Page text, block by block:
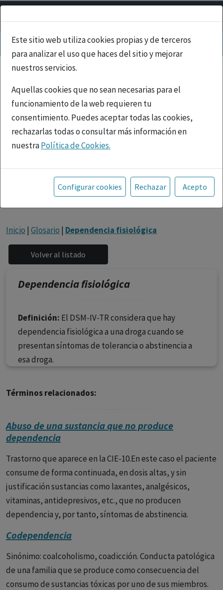
Este sitio web utiliza cookies propias y de terceros
para analizar el uso que haces del sitio y mejorar
nuestros servicios.
Aquellas cookies que no sean necesarias para el
funcionamiento de la web requieren tu
consentimiento. Puedes aceptar todas las cookies,
rechazarlas todas o consultar más información en
nuestraPolítica de Cookies.
Toda la información incluida en la Página Web está
referida a productos del mercado español y, por
tanto, dirigida a profesionales sanitarios legalmente
facultados para prescribir o dispensar medicamentos
con ejercicio profesional. La información técnica de los
fármacos se facilita a título meramente informativo,
siendo responsabilidad de los profesionales
facultados prescribir medicamentos y decidir, en cada
caso concreto, el tratamiento más adecuado a las
necesidades del paciente.
Configurar cookies Rechazar Acepto
Inicio | Glosario | Dependencia fisiológica
Dependencia fisiológica
Definición: El DSM-IV-TR considera que hay
dependencia fisiológica a una droga cuando se
presentan síntomas de tolerancia o abstinencia a
esa droga.
Términos relacionados:
Abuso de una sustancia que no produce
dependencia
Trastorno que aparece en la CIE-10.En este caso el paciente
consume de forma continuada, en dosis altas, y sin
justificación sustancias como laxantes, analgésicos,
vitaminas, antidepresivos, etc., que no producen
dependencia y, por tanto, síntomas de abstinencia.
Codependencia
Sinónimo: coalcoholismo, coadicción. Conducta patológica
de una familia que se produce como consecuencia del
consumo de sustancias tóxicas por uno de sus miembros.